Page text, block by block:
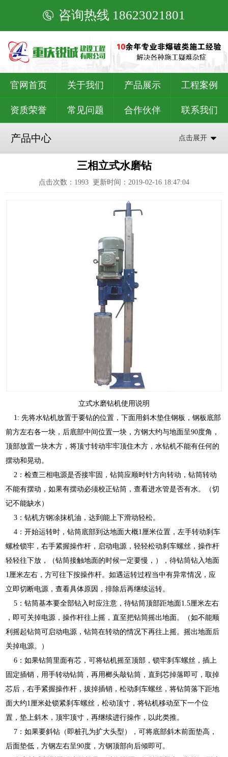
咨询热线 18623021801
官网首页 关于我们 产品展示 工程案例
资质荣誉 常见问题 合作伙伴 联系我们
产品中心 点击展开
三相立式水磨钻
点击次数： 1993 更新时间：2019-02-16 18:47:04
立式水磨钻机使用说明
1: 先将水钻机放置于要钻的位置，下面用斜木垫住钢板，钢板底部
前方左右各一块，后底部中间位置一块，方钢大约与地面呈90度角，
顶部放置一块木方，将顶寸转动牢牢顶住木方，水钻机不能有任何的
摆动和晃动。
2：检查三相电源是否接牢固，钻筒应顺时针方向转动，钻筒转动
不能有摆动，如果有摆动必须校正钻筒，查看进水管是否有水。（切
记不能缺水）
3：钻机方钢凃抹机油，达到能上下滑动轻松。
4：开始运转时，钻筒底部到达地面大概1厘米位置，左手转动刹车
螺栓锁牢，右手紧握操作杆，启动电源，轻轻松动刹车螺丝，操作杆
轻轻往下放，（钻筒接触地面的时候一定要慢，），待钻筒钻入地面
1厘米左右，方可往下按操作杆。如遇运转过程当中有异常情况，应
立即切断电源，查看具体原因，排除后再继续运转。
5：钻筒基本要全部钻入时应注意，待钻筒顶部距地面1.5厘米左右
，即可关掉电源，操作杆往上摇，直至把钻筒摇出地面。（如不能顺
利摇起钻筒可启动电源，钻筒在转动的情况下再往上摇。摇出地面后
关掉电源。）
6：如果钻筒里面有芯，可将钻机摇至顶部，锁牢刹车螺丝，插上
固定插销，用手转动钻筒，再用榔头敲钻筒，直到芯掉落即可，取掉
芯后，右手紧握操作杆，拔掉插销，松动刹车螺丝，将钻筒落下距地
面大约1厘米处锁紧刹车螺丝，松动顶寸，将钻机移动至下一个位
置，垫上斜木，顶牢顶寸，再继续进行操作，以此类推。
7：如果要斜钻（即桩孔为扩大头型），可将底部斜木前面垫高，
后面垫低，方钢左右呈90度，方钢顶部向后倾即可。